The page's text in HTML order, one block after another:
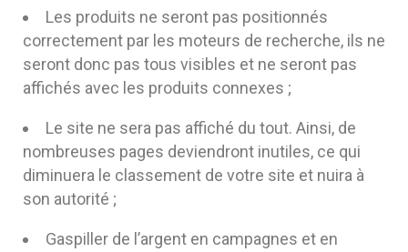
Les produits ne seront pas positionnés
correctement par les moteurs de recherche, ils ne
seront donc pas tous visibles et ne seront pas
affichés avec les produits connexes ;
Le site ne sera pas affiché du tout. Ainsi, de
nombreuses pages deviendront inutiles, ce qui
diminuera le classement de votre site et nuira à
son autorité ;
Gaspiller de l’argent en campagnes et en